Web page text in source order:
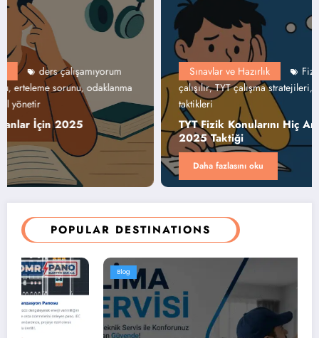
Sınavlar ve Hazırlık Fizik anlamıyorum ,Fizik nasıl
çalışılır,TYT çalışma stratejileri TYT Fizik 2025,TYT kolay fizik
taktikleri
TYT Fizik Konularını Hiç Anlamıyorum Diyenler İçin
2025 Taktiği
Daha fazlasını oku
POPULAR DESTINATIONS
Blog